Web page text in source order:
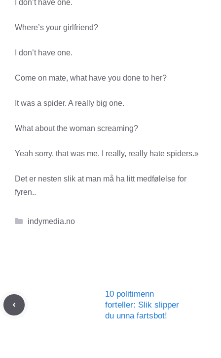
I don’t have one.
Where’s your girlfriend?
I don’t have one.
Come on mate, what have you done to her?
It was a spider. A really big one.
What about the woman screaming?
Yeah sorry, that was me. I really, really hate spiders.»
Det er nesten slik at man må ha litt medfølelse for
fyren..
Kategorier
indymedia.no
10 politimenn
forteller: Slik slipper
du unna fartsbot!